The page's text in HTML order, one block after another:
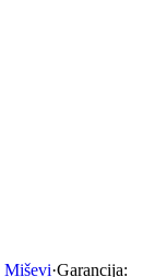
Miševi·Garancija: